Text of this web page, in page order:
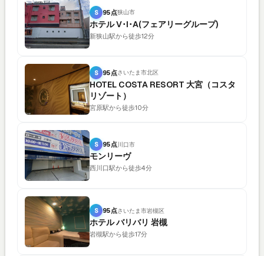
S 95点狭山市
ホテル V･I･A(フェアリーグループ)
新狭山駅から徒歩12分
S 95点さいたま市北区
HOTEL COSTA RESORT 大宮（コスタ
リゾート）
宮原駅から徒歩10分
S 95点川口市
モンリーヴ
西川口駅から徒歩4分
S 95点さいたま市岩槻区
ホテル バリバリ 岩槻
岩槻駅から徒歩17分